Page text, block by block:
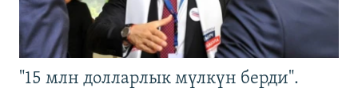
"15 млн долларлык мүлкүн берди".